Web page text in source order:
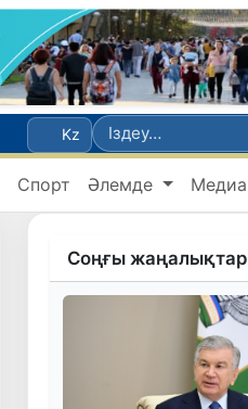
Kz
Спорт Әлемде Медиа
Соңғы жаңалықтар